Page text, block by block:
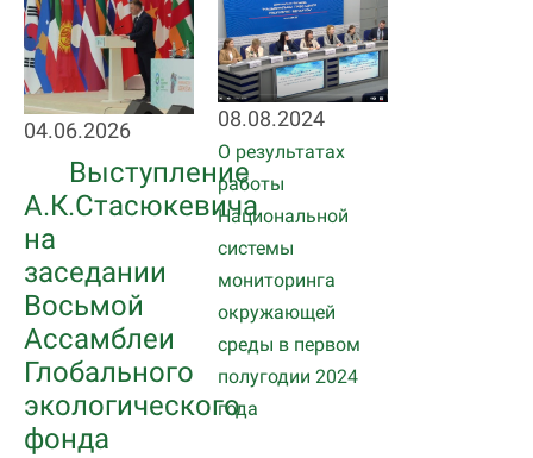
04.06.2026
Выступление
А.К.Стасюкевича
на
заседании
Восьмой
Ассамблеи
Глобального
экологического
фонда
08.08.2024
О результатах
работы
Национальной
системы
мониторинга
окружающей
среды в первом
полугодии 2024
года